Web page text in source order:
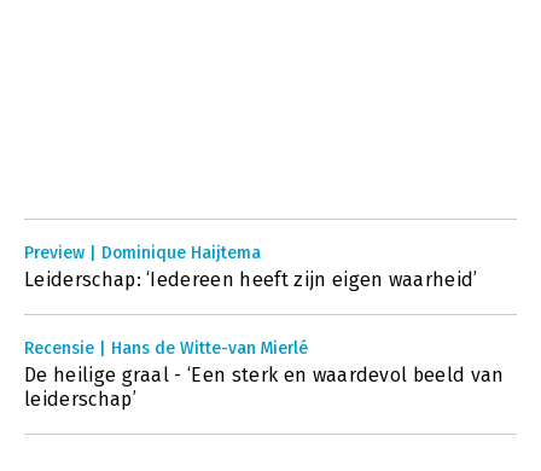
Preview | Dominique Haijtema
Leiderschap: ‘Iedereen heeft zijn eigen waarheid’
Recensie | Hans de Witte-van Mierlé
De heilige graal - ‘Een sterk en waardevol beeld van
leiderschap’